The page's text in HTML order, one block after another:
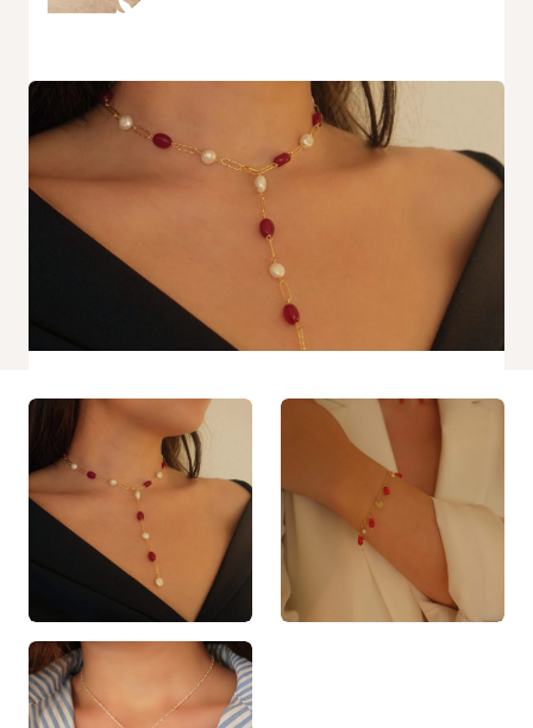
Nécessaire
Ces cookies ne
sont pas
nous
puissions
améliorer la
fonctionnalité
et la
structure du
site Web, en
fonction de la
site Web est